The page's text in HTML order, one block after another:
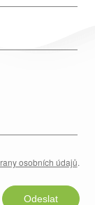
osobních údajů.
Odeslat